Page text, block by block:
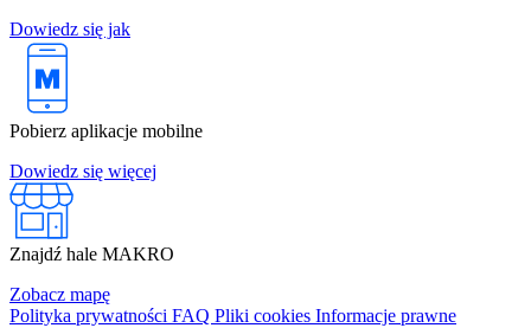
Dowiedz się jak
Pobierz aplikacje mobilne
Dowiedz się więcej
Znajdź hale MAKRO
Zobacz mapę
Polityka prywatności FAQ Pliki cookies Informacje prawne